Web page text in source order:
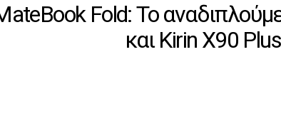
Fold: Το
και Kirin X90 Plus